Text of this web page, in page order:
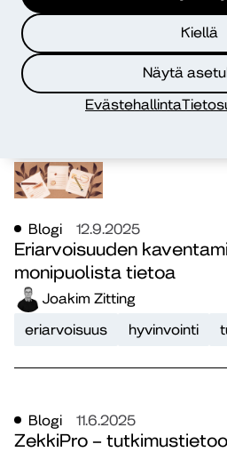
Kiellä
Näytä
Evästehallinta
ZekkiPro-työkalusta
hyvinvoinnin seurantaan
hyvinvointi
koulutus
Blogi 12.9.2025
Eriarvoisuuden
monipuolista tietoa
Joakim Zitting
eriarvoisuus
hyvinvointi
Blogi 11.6.2025
ZekkiPro –